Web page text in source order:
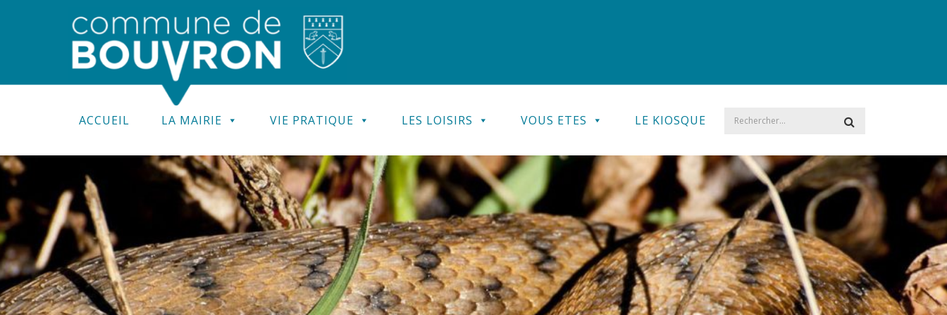
ACCUEIL LA MAIRIE VIE PRATIQUE LES LOISIRS VOUS ETES LE KIOSQUE